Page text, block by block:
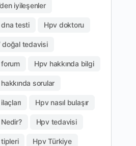
iyileşenler
testi Hpv doktoru
doğal tedavisi
Hpv hakkında bilgi
sorular
Hpv nasıl bulaşır
Hpv tedavisi
Hpv Türkiye